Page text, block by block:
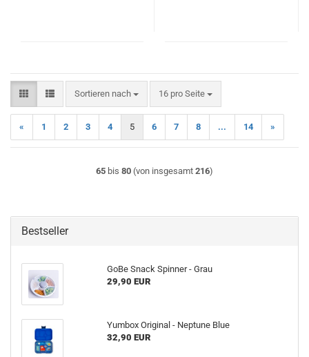
Sortieren nach
Sortieren nach 16 pro Seite
pro Seite
« 1 2 3 4 5 6 7 8 ... 14 »
65 bis 80 (von insgesamt 216)
Bestseller
GoBe Snack Spinner - Grau
29,90 EUR
Yumbox Original - Neptune Blue
32,90 EUR